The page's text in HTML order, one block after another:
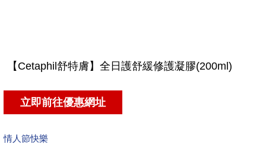
情人節快樂